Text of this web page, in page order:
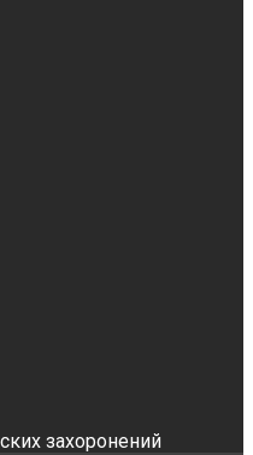
захоронений